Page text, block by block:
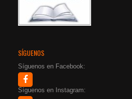
SÍGUENOS
Síguenos en Facebook:
Síguenos en Instagram: